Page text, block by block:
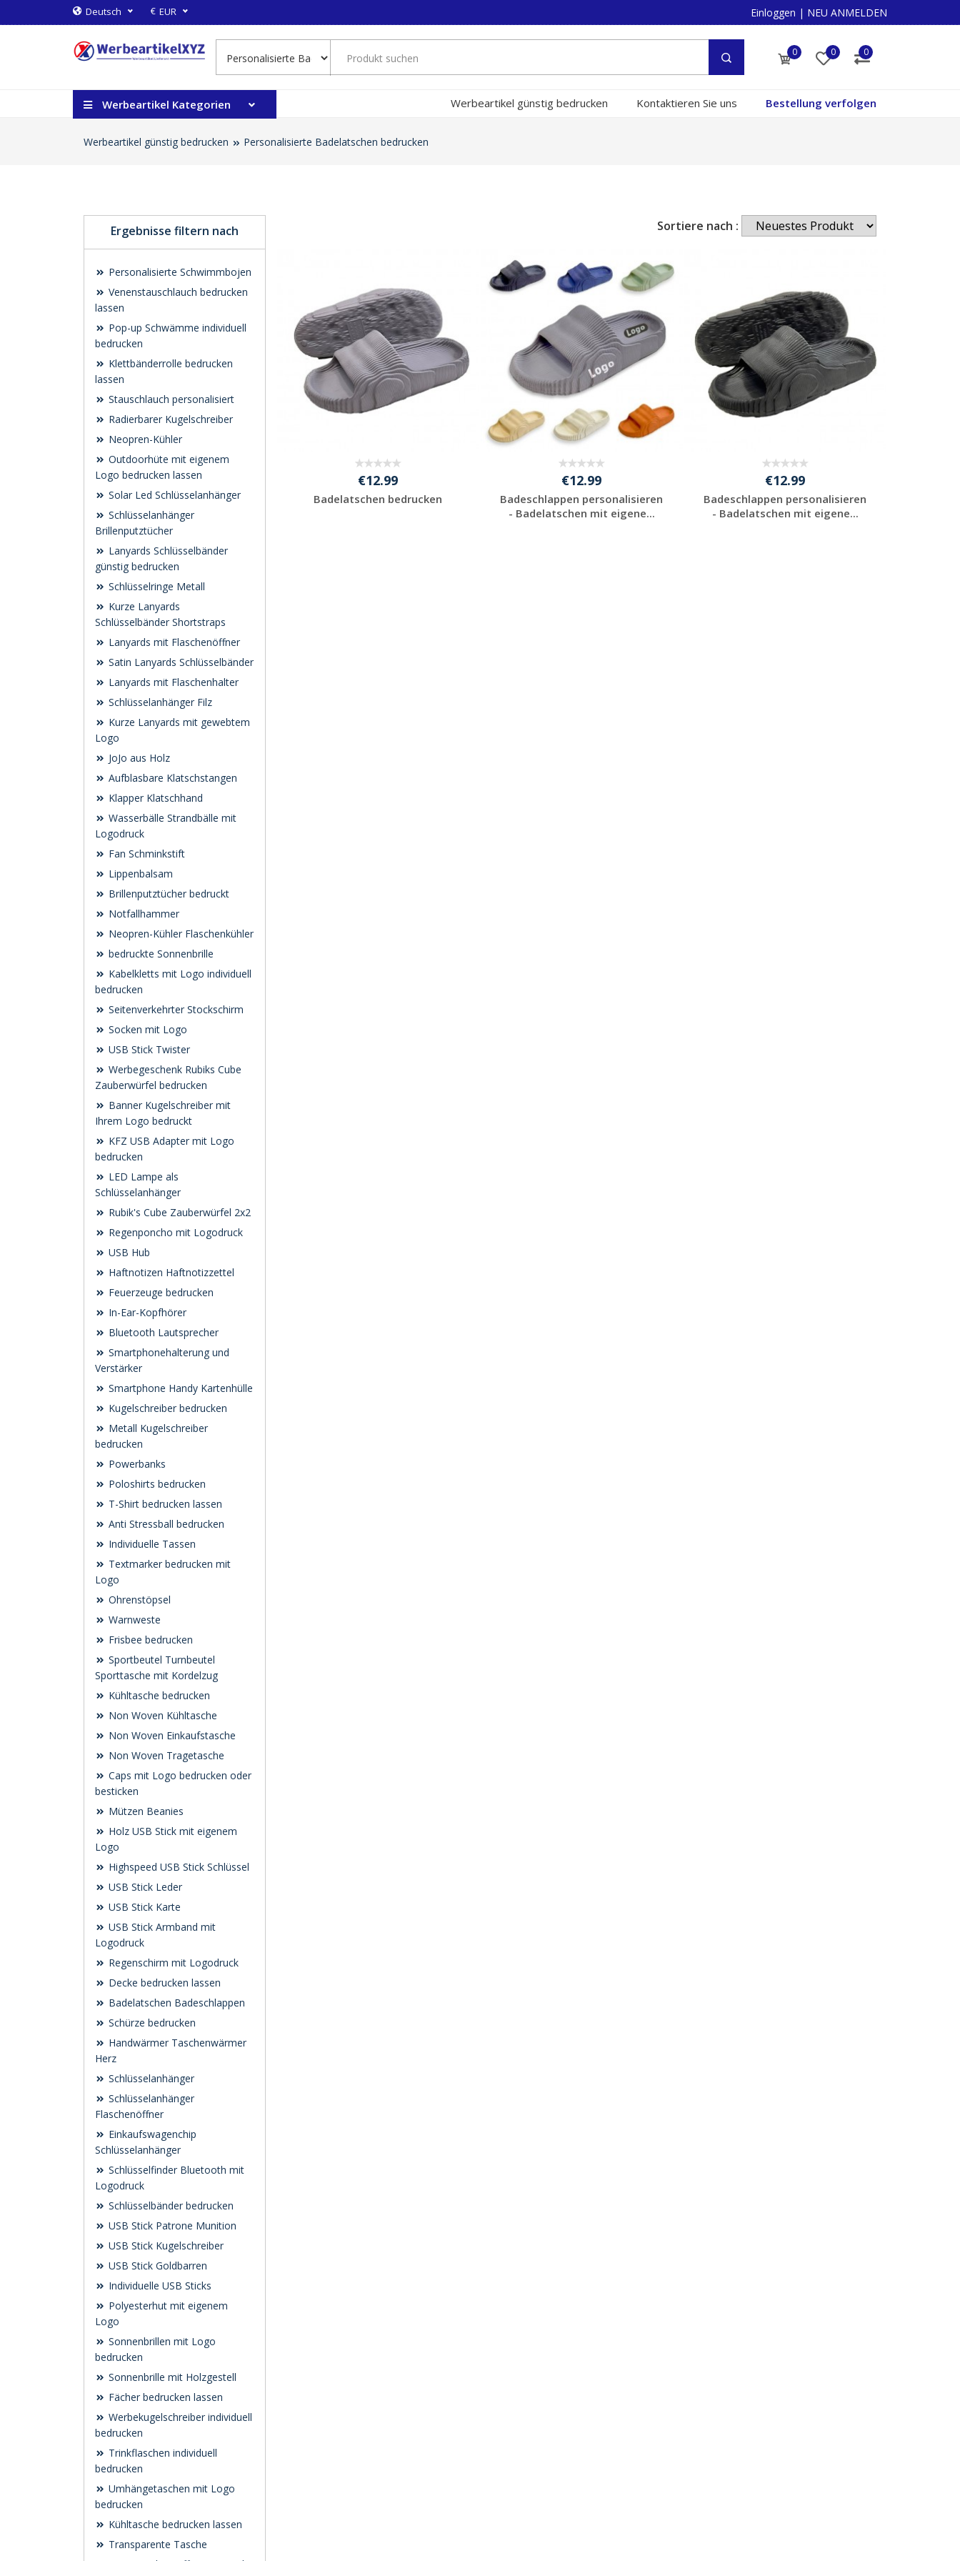
Deutsch € EUR Einloggen | NEU ANMELDEN
0 0 0
Werbeartikel Kategorien Werbeartikel günstig bedrucken Kontaktieren Sie uns Bestellung verfolgen
Werbeartikel günstig bedrucken Personalisierte Badelatschen bedrucken
Ergebnisse filtern nach
Personalisierte Schwimmbojen
Venenstauschlauch bedrucken
lassen
Pop-up Schwämme individuell
bedrucken
Klettbänderrolle bedrucken
lassen
Stauschlauch personalisiert
Radierbarer Kugelschreiber
Neopren-Kühler
Outdoorhüte mit eigenem
Logo bedrucken lassen
Solar Led Schlüsselanhänger
Schlüsselanhänger
Brillenputztücher
Lanyards Schlüsselbänder
günstig bedrucken
Schlüsselringe Metall
Kurze Lanyards
Schlüsselbänder Shortstraps
Lanyards mit Flaschenöffner
Satin Lanyards Schlüsselbänder
Lanyards mit Flaschenhalter
Schlüsselanhänger Filz
Kurze Lanyards mit gewebtem
Logo
JoJo aus Holz
Aufblasbare Klatschstangen
Klapper Klatschhand
Wasserbälle Strandbälle mit
Logodruck
Fan Schminkstift
Lippenbalsam
Brillenputztücher bedruckt
Notfallhammer
Neopren-Kühler Flaschenkühler
bedruckte Sonnenbrille
Kabelkletts mit Logo individuell
bedrucken
Seitenverkehrter Stockschirm
Socken mit Logo
USB Stick Twister
Werbegeschenk Rubiks Cube
Zauberwürfel bedrucken
Banner Kugelschreiber mit
Ihrem Logo bedruckt
KFZ USB Adapter mit Logo
bedrucken
LED Lampe als
Schlüsselanhänger
Rubik's Cube Zauberwürfel 2x2
Regenponcho mit Logodruck
USB Hub
Haftnotizen Haftnotizzettel
Feuerzeuge bedrucken
In-Ear-Kopfhörer
Bluetooth Lautsprecher
Smartphonehalterung und
Verstärker
Smartphone Handy Kartenhülle
Kugelschreiber bedrucken
Metall Kugelschreiber
bedrucken
Powerbanks
Poloshirts bedrucken
T-Shirt bedrucken lassen
Anti Stressball bedrucken
Individuelle Tassen
Textmarker bedrucken mit
Logo
Ohrenstöpsel
Warnweste
Frisbee bedrucken
Sportbeutel Turnbeutel
Sporttasche mit Kordelzug
Kühltasche bedrucken
Non Woven Kühltasche
Non Woven Einkaufstasche
Non Woven Tragetasche
Caps mit Logo bedrucken oder
besticken
Mützen Beanies
Holz USB Stick mit eigenem
Logo
Highspeed USB Stick Schlüssel
USB Stick Leder
USB Stick Karte
USB Stick Armband mit
Logodruck
Regenschirm mit Logodruck
Decke bedrucken lassen
Badelatschen Badeschlappen
Schürze bedrucken
Handwärmer Taschenwärmer
Herz
Schlüsselanhänger
Schlüsselanhänger
Flaschenöffner
Einkaufswagenchip
Schlüsselanhänger
Schlüsselfinder Bluetooth mit
Logodruck
Schlüsselbänder bedrucken
USB Stick Patrone Munition
USB Stick Kugelschreiber
USB Stick Goldbarren
Individuelle USB Sticks
Polyesterhut mit eigenem
Logo
Sonnenbrillen mit Logo
bedrucken
Sonnenbrille mit Holzgestell
Fächer bedrucken lassen
Werbekugelschreiber individuell
bedrucken
Trinkflaschen individuell
bedrucken
Umhängetaschen mit Logo
bedrucken
Kühltasche bedrucken lassen
Transparente Tasche
Sortiere nach :
€12.99
Badelatschen bedrucken
€12.99
Badeschlappen personalisieren
- Badelatschen mit eigene...
€12.99
Badeschlappen personalisieren
- Badelatschen mit eigene...